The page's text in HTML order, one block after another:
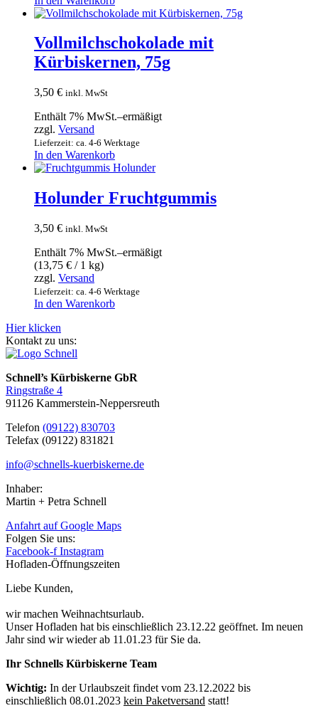
Vollmilchschokolade mit
Kürbiskernen, 75g
3,50 € inkl. MwSt
Enthält 7% MwSt.–ermäßigt
zzgl. Versand
Lieferzeit: ca. 4-6 Werktage
In den Warenkorb
Holunder Fruchtgummis
3,50 € inkl. MwSt
Enthält 7% MwSt.–ermäßigt
(13,75 € / 1 kg)
zzgl. Versand
Lieferzeit: ca. 4-6 Werktage
In den Warenkorb
Hier klicken
Kontakt zu uns:
Schnell’s Kürbiskerne GbR
Ringstraße 4
91126 Kammerstein-Neppersreuth
Telefon (09122) 830703
Telefax (09122) 831821
info@schnells-kuerbiskerne.de
Inhaber:
Martin + Petra Schnell
Anfahrt auf Google Maps
Folgen Sie uns:
Facebook-f Instagram
Hofladen-Öffnungszeiten
Liebe Kunden,
wir machen Weihnachtsurlaub.
Unser Hofladen hat bis einschließlich 23.12.22 geöffnet. Im neuen
Jahr sind wir wieder ab 11.01.23 für Sie da.
Ihr Schnells Kürbiskerne Team
Wichtig: In der Urlaubszeit findet vom 23.12.2022 bis
einschließlich 08.01.2023 kein Paketversand statt!